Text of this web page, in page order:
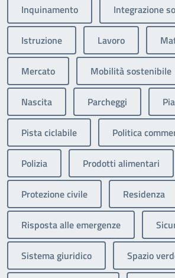
Inquinamento Integrazione
Istruzione Lavoro
Mercato Mobilità sostenibile
Nascita Parcheggi
Pista ciclabile Politica
Polizia Prodotti alimentari
Protezione civile Residenza
Risposta alle emergenze
Sistema giuridico Spazio